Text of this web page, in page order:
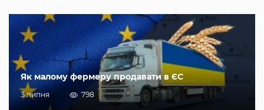
Як малому фермеру продавати в ЄС
3 липня 798